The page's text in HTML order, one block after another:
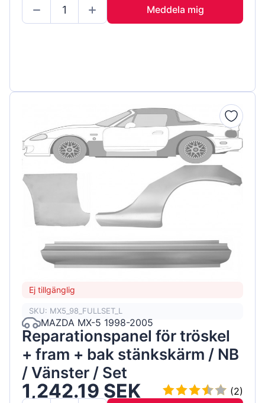
Meddela mig
Ej tillgänglig
SKU: MX5_98_FULLSET_L
MAZDA MX-5 1998-2005
Reparationspanel för tröskel
+ fram + bak stänkskärm / NB
/ Vänster / Set
1,242.19 SEK
(2)